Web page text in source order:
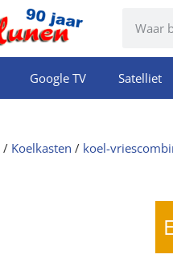
Google TV Satelliet
/ Koelkasten / koel-
E